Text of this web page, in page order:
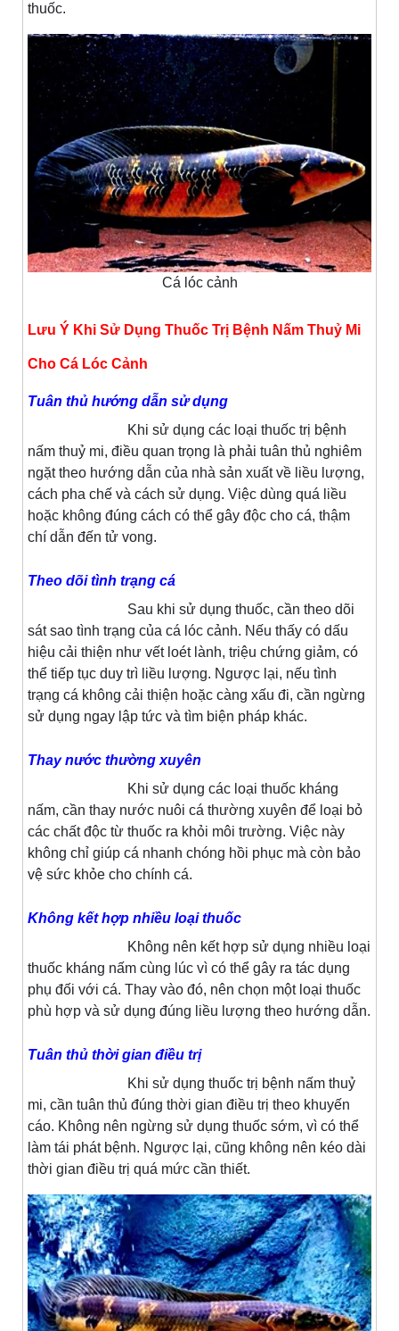
thuốc.
Cá lóc cảnh
Lưu Ý Khi Sử Dụng Thuốc Trị Bệnh Nấm Thuỷ Mi
Cho Cá Lóc Cảnh
Tuân thủ hướng dẫn sử dụng
Khi sử dụng các loại thuốc trị bệnh
nấm thuỷ mi, điều quan trọng là phải tuân thủ nghiêm
ngặt theo hướng dẫn của nhà sản xuất về liều lượng,
cách pha chế và cách sử dụng. Việc dùng quá liều
hoặc không đúng cách có thể gây độc cho cá, thậm
chí dẫn đến tử vong.
Theo dõi tình trạng cá
Sau khi sử dụng thuốc, cần theo dõi
sát sao tình trạng của cá lóc cảnh. Nếu thấy có dấu
hiệu cải thiện như vết loét lành, triệu chứng giảm, có
thể tiếp tục duy trì liều lượng. Ngược lại, nếu tình
trạng cá không cải thiện hoặc càng xấu đi, cần ngừng
sử dụng ngay lập tức và tìm biện pháp khác.
Thay nước thường xuyên
Khi sử dụng các loại thuốc kháng
nấm, cần thay nước nuôi cá thường xuyên để loại bỏ
các chất độc từ thuốc ra khỏi môi trường. Việc này
không chỉ giúp cá nhanh chóng hồi phục mà còn bảo
vệ sức khỏe cho chính cá.
Không kết hợp nhiều loại thuốc
Không nên kết hợp sử dụng nhiều loại
thuốc kháng nấm cùng lúc vì có thể gây ra tác dụng
phụ đối với cá. Thay vào đó, nên chọn một loại thuốc
phù hợp và sử dụng đúng liều lượng theo hướng dẫn.
Tuân thủ thời gian điều trị
Khi sử dụng thuốc trị bệnh nấm thuỷ
mi, cần tuân thủ đúng thời gian điều trị theo khuyến
cáo. Không nên ngừng sử dụng thuốc sớm, vì có thể
làm tái phát bệnh. Ngược lại, cũng không nên kéo dài
thời gian điều trị quá mức cần thiết.